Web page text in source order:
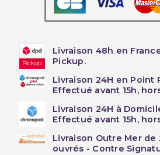
Livraison 48h en
Pickup.
Livraison 24H en Point
Effectué avant 15h,
Livraison 24H à
Effectué avant 15h,
Livraison Outre Mer de
ouvrés - Contre